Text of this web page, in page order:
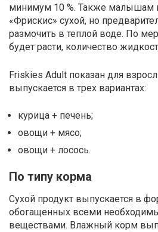
минимум 10 %. Также малышам
«Фрискис» сухой, но
размочить в теплой воде. По
будет расти, количество
Friskies Adult показан для
выпускается в трех вариантах:
курица + печень;
овощи + мясо;
овощи + лосось.
По типу корма
Сухой продукт выпускается в
обогащенных всеми
веществами. Влажный корм